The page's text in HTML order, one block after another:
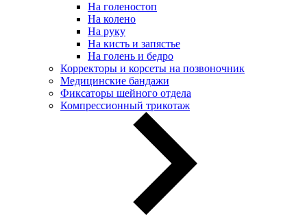
На голеностоп
На колено
На руку
На кисть и запястье
На голень и бедро
Корректоры и корсеты на позвоночник
Медицинские бандажи
Фиксаторы шейного отдела
Компрессионный трикотаж